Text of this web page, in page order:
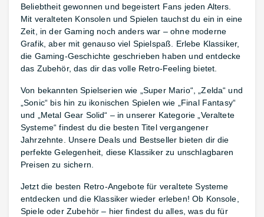
Beliebtheit gewonnen und begeistert Fans jeden Alters.
Mit veralteten Konsolen und Spielen tauchst du ein in eine
Zeit, in der Gaming noch anders war – ohne moderne
Grafik, aber mit genauso viel Spielspaß. Erlebe Klassiker,
die Gaming-Geschichte geschrieben haben und entdecke
das Zubehör, das dir das volle Retro-Feeling bietet.
Von bekannten Spielserien wie „Super Mario“, „Zelda“ und
„Sonic“ bis hin zu ikonischen Spielen wie „Final Fantasy“
und „Metal Gear Solid“ – in unserer Kategorie „Veraltete
Systeme“ findest du die besten Titel vergangener
Jahrzehnte. Unsere Deals und Bestseller bieten dir die
perfekte Gelegenheit, diese Klassiker zu unschlagbaren
Preisen zu sichern.
Jetzt die besten Retro-Angebote für veraltete Systeme
entdecken und die Klassiker wieder erleben! Ob Konsole,
Spiele oder Zubehör – hier findest du alles, was du für